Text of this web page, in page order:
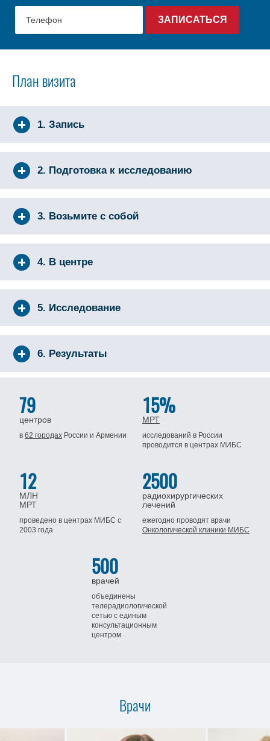
План визита
1. Запись
2. Подготовка к исследованию
3. Возьмите с собой
4. В центре
5. Исследование
6. Результаты
79
центров
в62 городах Россиии Армении
15%
МРТ
исследований в России
проводится в центрах МИБС
12
МЛН
МРТ
проведено в центрах МИБСс
2003 года
2500
радиохирургических
лечений
ежегодно проводят врачи
Онкологической клиники МИБС
500
врачей
объединены
телерадиологической
сетью с единым
консультационным
центром
Врачи